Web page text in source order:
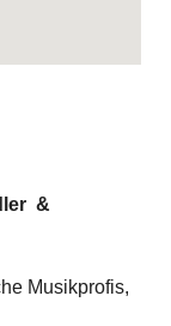
&
Musikprofis,